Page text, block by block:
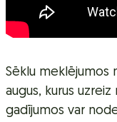
Sēklu meklējumos
augus, kurus
gadījumos var